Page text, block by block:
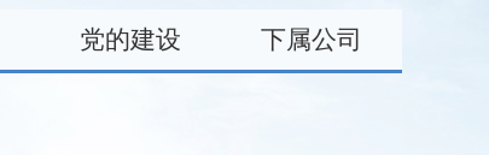
党的建设 下属公司